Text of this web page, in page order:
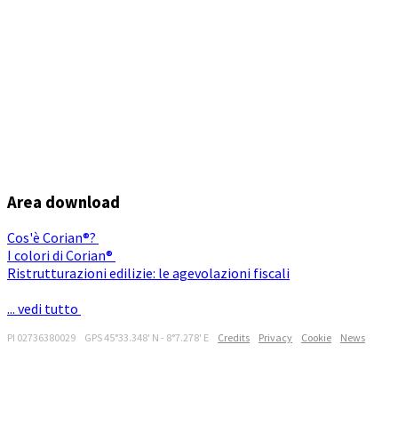
Area download
Cos'è Corian®?
I colori di Corian®
Ristrutturazioni edilizie: le agevolazioni fiscali
... vedi tutto
PI 02736380029 GPS 45°33.348' N - 8°7.278' E Credits Privacy Cookie News